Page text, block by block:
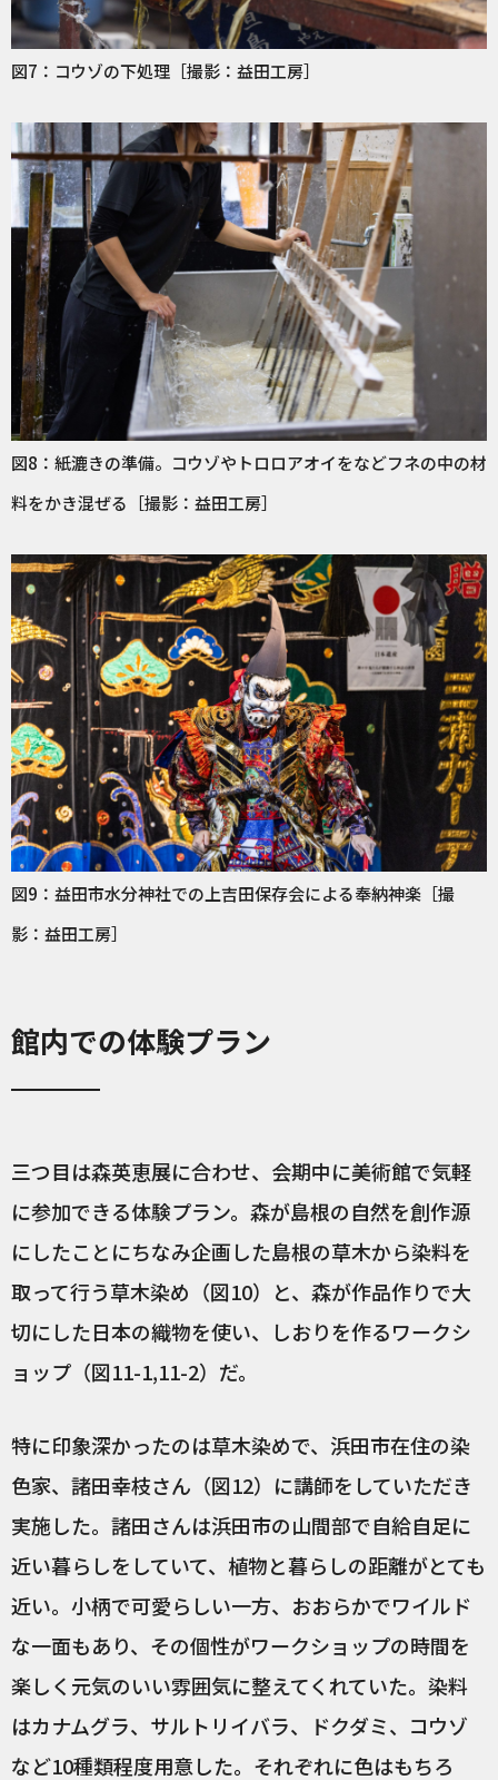
図7：コウゾの下処理［撮影：益田工房］
図8：紙漉きの準備。コウゾやトロロアオイをなどフネの中の材
料をかき混ぜる［撮影：益田工房］
図9：益田市水分神社での上吉田保存会による奉納神楽［撮
影：益田工房］
館内での体験プラン
三つ目は森英恵展に合わせ、会期中に美術館で気軽
に参加できる体験プラン。森が島根の自然を創作源
にしたことにちなみ企画した島根の草木から染料を
取って行う草木染め（図10）と、森が作品作りで大
切にした日本の織物を使い、しおりを作るワークシ
ョップ（図11-1,11-2）だ。
特に印象深かったのは草木染めで、浜田市在住の染
色家、諸田幸枝さん（図12）に講師をしていただき
実施した。諸田さんは浜田市の山間部で自給自足に
近い暮らしをしていて、植物と暮らしの距離がとても
近い。小柄で可愛らしい一方、おおらかでワイルド
な一面もあり、その個性がワークショップの時間を
楽しく元気のいい雰囲気に整えてくれていた。染料
はカナムグラ、サルトリイバラ、ドクダミ、コウゾ
など10種類程度用意した。それぞれに色はもちろ